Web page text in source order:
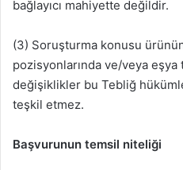
bağlayıcı mahiyette değildir.
(3) Soruşturma konusu
pozisyonlarında ve/veya eşya
değişiklikler bu Tebliğ
teşkil etmez.
Başvurunun temsil niteliği